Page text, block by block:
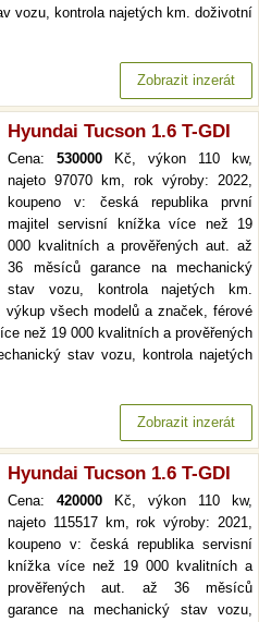
vozu, kontrola najetých km. doživotní
Zobrazit inzerát
Hyundai Tucson 1.6 T-GDI
Cena: 530000 Kč, výkon 110 kw,
najeto 97070 km, rok výroby: 2022,
koupeno v: česká republika první
majitel servisní knížka více než 19
000 kvalitních a prověřených aut. až
36 měsíců garance na mechanický
stav vozu, kontrola najetých km.
všech modelů a značek, férové
než 19 000 kvalitních a prověřených
stav vozu, kontrola najetých
Zobrazit inzerát
Hyundai Tucson 1.6 T-GDI
Cena: 420000 Kč, výkon 110 kw,
najeto 115517 km, rok výroby: 2021,
koupeno v: česká republika servisní
knížka více než 19 000 kvalitních a
prověřených aut. až 36 měsíců
garance na mechanický stav vozu,